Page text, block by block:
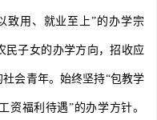
致用、就业至上”的办学宗
民子女的办学方向，招收应
会青年。始终坚持“包教学
资福利待遇”的办学方针。